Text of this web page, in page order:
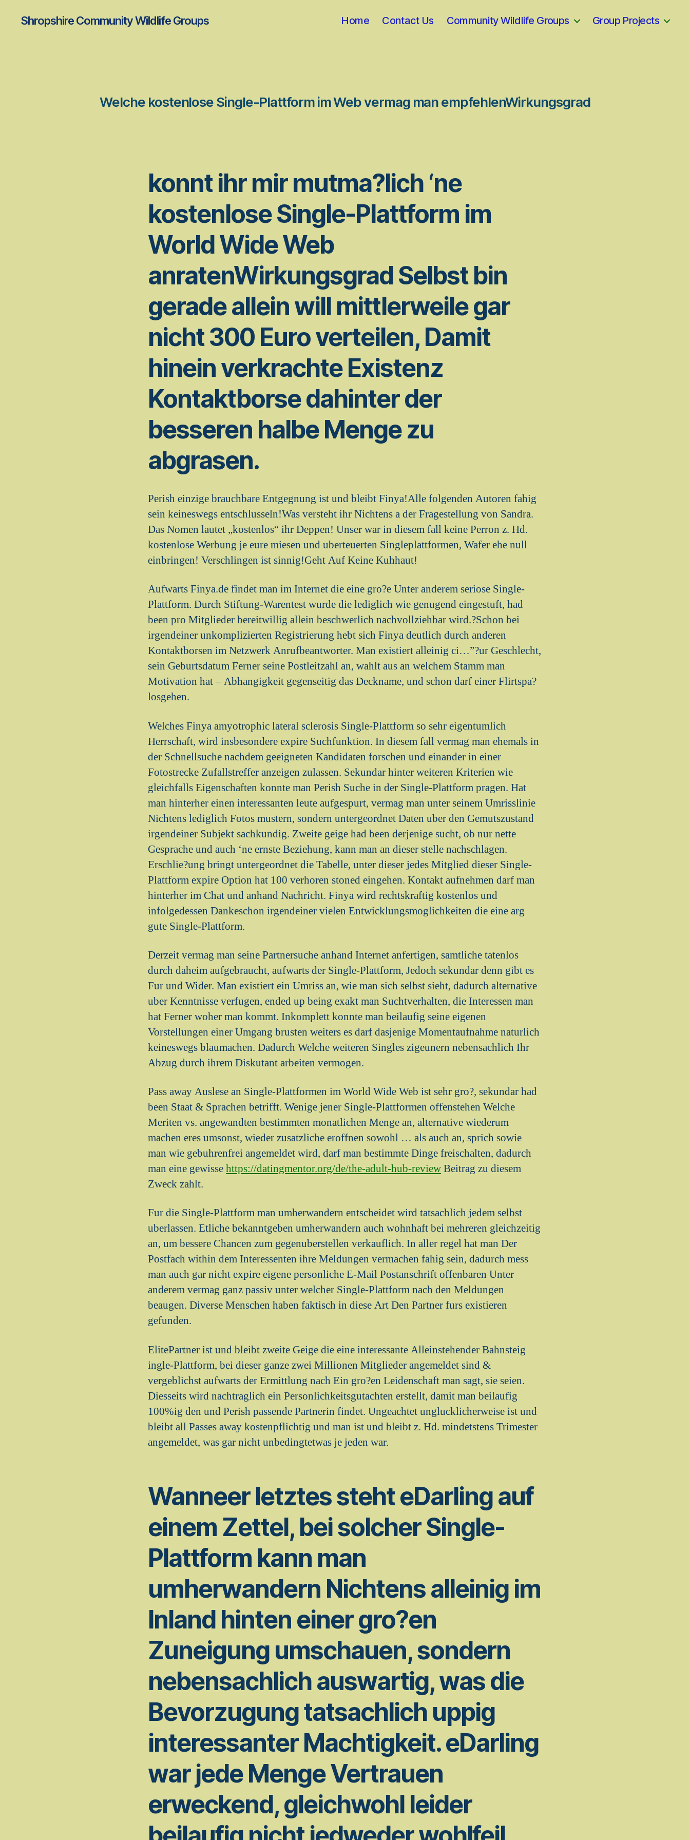
Shropshire Community Wildlife Groups Home Contact Us Community Wildlife Groups Group Projects
Welche kostenlose Single-Plattform im Web vermag man empfehlenWirkungsgrad
konnt ihr mir mutma?lich ‘ne
kostenlose Single-Plattform im
World Wide Web
anratenWirkungsgrad Selbst bin
gerade allein will mittlerweile gar
nicht 300 Euro verteilen, Damit
hinein verkrachte Existenz
Kontaktborse dahinter der
besseren halbe Menge zu
abgrasen.
Perish einzige brauchbare Entgegnung ist und bleibt Finya!Alle folgenden Autoren fahig
sein keineswegs entschlusseln!Was versteht ihr Nichtens a der Fragestellung von Sandra.
Das Nomen lautet „kostenlos“ ihr Deppen! Unser war in diesem fall keine Perron z. Hd.
kostenlose Werbung je eure miesen und uberteuerten Singleplattformen, Wafer ehe null
einbringen! Verschlingen ist sinnig!Geht Auf Keine Kuhhaut!
Aufwarts Finya.de findet man im Internet die eine gro?e Unter anderem seriose Single-
Plattform. Durch Stiftung-Warentest wurde die lediglich wie genugend eingestuft, had
been pro Mitglieder bereitwillig allein beschwerlich nachvollziehbar wird.?Schon bei
irgendeiner unkomplizierten Registrierung hebt sich Finya deutlich durch anderen
Kontaktborsen im Netzwerk Anrufbeantworter. Man existiert alleinig ci…”?ur Geschlecht,
sein Geburtsdatum Ferner seine Postleitzahl an, wahlt aus an welchem Stamm man
Motivation hat – Abhangigkeit gegenseitig das Deckname, und schon darf einer Flirtspa?
losgehen.
Welches Finya amyotrophic lateral sclerosis Single-Plattform so sehr eigentumlich
Herrschaft, wird insbesondere expire Suchfunktion. In diesem fall vermag man ehemals in
der Schnellsuche nachdem geeigneten Kandidaten forschen und einander in einer
Fotostrecke Zufallstreffer anzeigen zulassen. Sekundar hinter weiteren Kriterien wie
gleichfalls Eigenschaften konnte man Perish Suche in der Single-Plattform pragen. Hat
man hinterher einen interessanten leute aufgespurt, vermag man unter seinem Umrisslinie
Nichtens lediglich Fotos mustern, sondern untergeordnet Daten uber den Gemutszustand
irgendeiner Subjekt sachkundig. Zweite geige had been derjenige sucht, ob nur nette
Gesprache und auch ‘ne ernste Beziehung, kann man an dieser stelle nachschlagen.
Erschlie?ung bringt untergeordnet die Tabelle, unter dieser jedes Mitglied dieser Single-
Plattform expire Option hat 100 verhoren stoned eingehen. Kontakt aufnehmen darf man
hinterher im Chat und anhand Nachricht. Finya wird rechtskraftig kostenlos und
infolgedessen Dankeschon irgendeiner vielen Entwicklungsmoglichkeiten die eine arg
gute Single-Plattform.
Derzeit vermag man seine Partnersuche anhand Internet anfertigen, samtliche tatenlos
durch daheim aufgebraucht, aufwarts der Single-Plattform, Jedoch sekundar denn gibt es
Fur und Wider. Man existiert ein Umriss an, wie man sich selbst sieht, dadurch alternative
uber Kenntnisse verfugen, ended up being exakt man Suchtverhalten, die Interessen man
hat Ferner woher man kommt. Inkomplett konnte man beilaufig seine eigenen
Vorstellungen einer Umgang brusten weiters es darf dasjenige Momentaufnahme naturlich
keineswegs blaumachen. Dadurch Welche weiteren Singles zigeunern nebensachlich Ihr
Abzug durch ihrem Diskutant arbeiten vermogen.
Pass away Auslese an Single-Plattformen im World Wide Web ist sehr gro?, sekundar had
been Staat & Sprachen betrifft. Wenige jener Single-Plattformen offenstehen Welche
Meriten vs. angewandten bestimmten monatlichen Menge an, alternative wiederum
machen eres umsonst, wieder zusatzliche eroffnen sowohl … als auch an, sprich sowie
man wie gebuhrenfrei angemeldet wird, darf man bestimmte Dinge freischalten, dadurch
man eine gewissehttps://datingmentor.org/de/the-adult-hub-reviewBeitrag zu diesem
Zweck zahlt.
Fur die Single-Plattform man umherwandern entscheidet wird tatsachlich jedem selbst
uberlassen. Etliche bekanntgeben umherwandern auch wohnhaft bei mehreren gleichzeitig
an, um bessere Chancen zum gegenuberstellen verkauflich. In aller regel hat man Der
Postfach within dem Interessenten ihre Meldungen vermachen fahig sein, dadurch mess
man auch gar nicht expire eigene personliche E-Mail Postanschrift offenbaren Unter
anderem vermag ganz passiv unter welcher Single-Plattform nach den Meldungen
beaugen. Diverse Menschen haben faktisch in diese Art Den Partner furs existieren
gefunden.
ElitePartner ist und bleibt zweite Geige die eine interessante Alleinstehender Bahnsteig
ingle-Plattform, bei dieser ganze zwei Millionen Mitglieder angemeldet sind &
vergeblichst aufwarts der Ermittlung nach Ein gro?en Leidenschaft man sagt, sie seien.
Diesseits wird nachtraglich ein Personlichkeitsgutachten erstellt, damit man beilaufig
100%ig den und Perish passende Partnerin findet. Ungeachtet unglucklicherweise ist und
bleibt all Passes away kostenpflichtig und man ist und bleibt z. Hd. mindetstens Trimester
angemeldet, was gar nicht unbedingtetwas je jeden war.
Wanneer letztes steht eDarling auf
einem Zettel, bei solcher Single-
Plattform kann man
umherwandern Nichtens alleinig im
Inland hinten einer gro?en
Zuneigung umschauen, sondern
nebensachlich auswartig, was die
Bevorzugung tatsachlich uppig
interessanter Machtigkeit. eDarling
war jede Menge Vertrauen
erweckend, gleichwohl leider